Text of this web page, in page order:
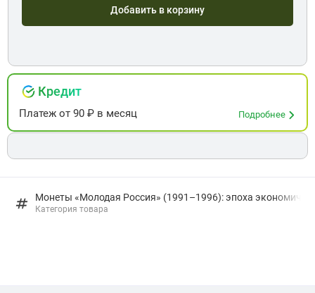
Монеты «Молодая Россия» (1991–1996): эпоха
Категория товара
Добавить в корзину
Кредит
Платежот90 ₽ в месяц Подробнее